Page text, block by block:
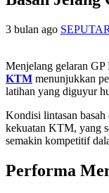
3 bulan ago
Menjelang gelaran
KTM menunjukkan
latihan yang diguyur
Kondisi lintasan
kekuatan KTM, yang
semakin kompetitif
Performa